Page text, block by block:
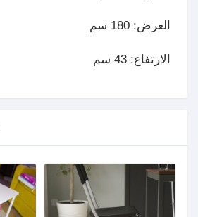
العرض: 180 سم
الارتفاع: 43 سم